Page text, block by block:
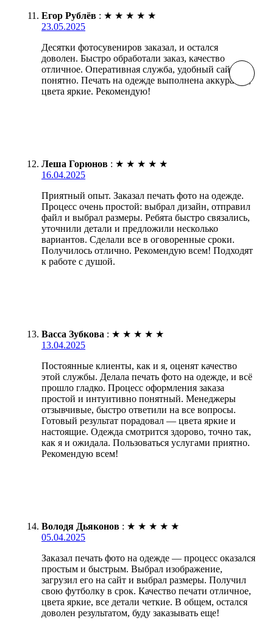
Егор Рублёв : ★ ★ ★ ★ ★
23.05.2025
Десятки фотосувениров заказал, и остался
доволен. Быстро обработали заказ, качество
отличное. Оперативная служба, удобный сайт, все
понятно. Печать на одежде выполнена аккуратно,
цвета яркие. Рекомендую!
Леша Горюнов : ★ ★ ★ ★ ★
16.04.2025
Приятный опыт. Заказал печать фото на одежде.
Процесс очень простой: выбрал дизайн, отправил
файл и выбрал размеры. Ребята быстро связались,
уточнили детали и предложили несколько
вариантов. Сделали все в оговоренные сроки.
Получилось отлично. Рекомендую всем! Подходят
к работе с душой.
Васса Зубкова : ★ ★ ★ ★ ★
13.04.2025
Постоянные клиенты, как и я, оценят качество
этой службы. Делала печать фото на одежде, и всё
прошло гладко. Процесс оформления заказа
простой и интуитивно понятный. Менеджеры
отзывчивые, быстро ответили на все вопросы.
Готовый результат порадовал — цвета яркие и
настоящие. Одежда смотрится здорово, точно так,
как я и ожидала. Пользоваться услугами приятно.
Рекомендую всем!
Володя Дьяконов : ★ ★ ★ ★ ★
05.04.2025
Заказал печать фото на одежде — процесс оказался
простым и быстрым. Выбрал изображение,
загрузил его на сайт и выбрал размеры. Получил
свою футболку в срок. Качество печати отличное,
цвета яркие, все детали четкие. В общем, остался
доволен результатом, буду заказывать еще!